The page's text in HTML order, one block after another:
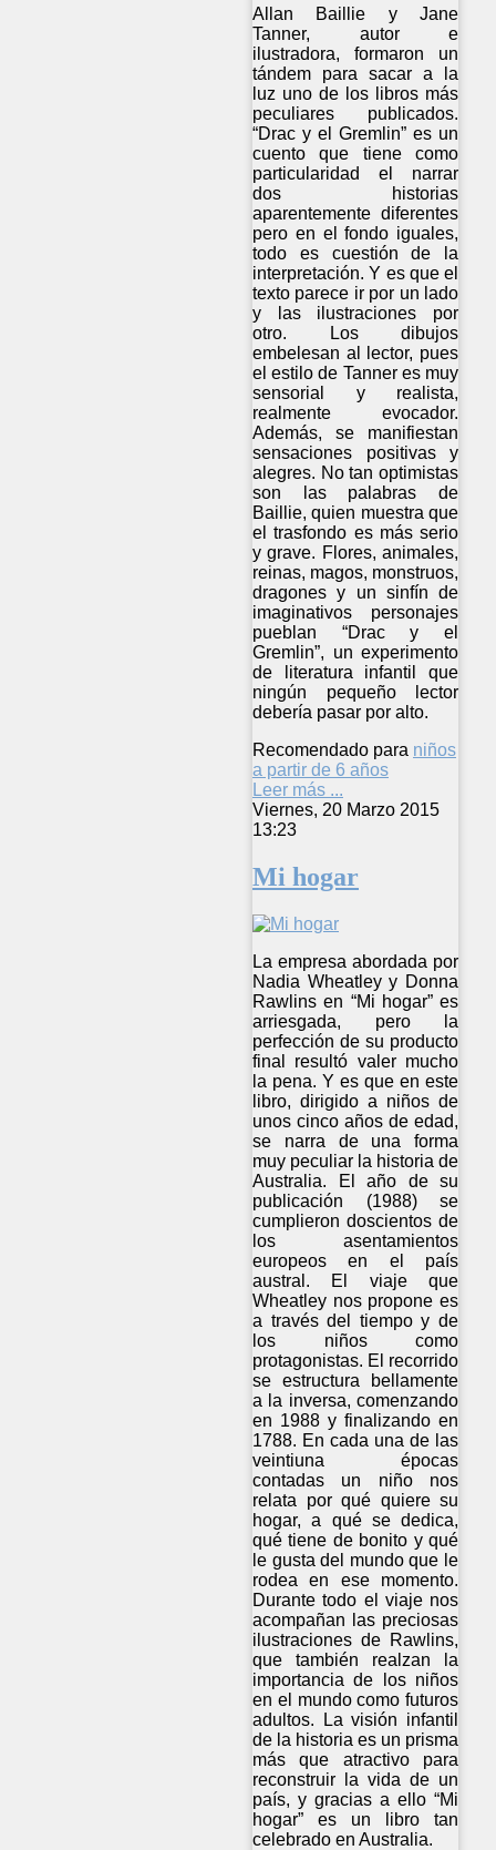
Allan Baillie y Jane
Tanner, autor e
ilustradora, formaron un
tándem para sacar a la
luz uno de los libros más
peculiares publicados.
“Drac y el Gremlin” es un
cuento que tiene como
particularidad el narrar
dos historias
aparentemente diferentes
pero en el fondo iguales,
todo es cuestión de la
interpretación. Y es que el
texto parece ir por un lado
y las ilustraciones por
otro. Los dibujos
embelesan al lector, pues
el estilo de Tanner es muy
sensorial y realista,
realmente evocador.
Además, se manifiestan
sensaciones positivas y
alegres. No tan optimistas
son las palabras de
Baillie, quien muestra que
el trasfondo es más serio
y grave. Flores, animales,
reinas, magos, monstruos,
dragones y un sinfín de
imaginativos personajes
pueblan “Drac y el
Gremlin”, un experimento
de literatura infantil que
ningún pequeño lector
debería pasar por alto.
Recomendado para niños
a partir de 6 años
Leer más ...
Viernes, 20 Marzo 2015
13:23
Mi hogar
La empresa abordada por
Nadia Wheatley y Donna
Rawlins en “Mi hogar” es
arriesgada, pero la
perfección de su producto
final resultó valer mucho
la pena. Y es que en este
libro, dirigido a niños de
unos cinco años de edad,
se narra de una forma
muy peculiar la historia de
Australia. El año de su
publicación (1988) se
cumplieron doscientos de
los asentamientos
europeos en el país
austral. El viaje que
Wheatley nos propone es
a través del tiempo y de
los niños como
protagonistas. El recorrido
se estructura bellamente
a la inversa, comenzando
en 1988 y finalizando en
1788. En cada una de las
veintiuna épocas
contadas un niño nos
relata por qué quiere su
hogar, a qué se dedica,
qué tiene de bonito y qué
le gusta del mundo que le
rodea en ese momento.
Durante todo el viaje nos
acompañan las preciosas
ilustraciones de Rawlins,
que también realzan la
importancia de los niños
en el mundo como futuros
adultos. La visión infantil
de la historia es un prisma
más que atractivo para
reconstruir la vida de un
país, y gracias a ello “Mi
hogar” es un libro tan
celebrado en Australia.